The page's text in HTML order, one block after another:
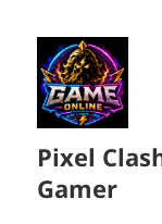
Pixel
Gamer